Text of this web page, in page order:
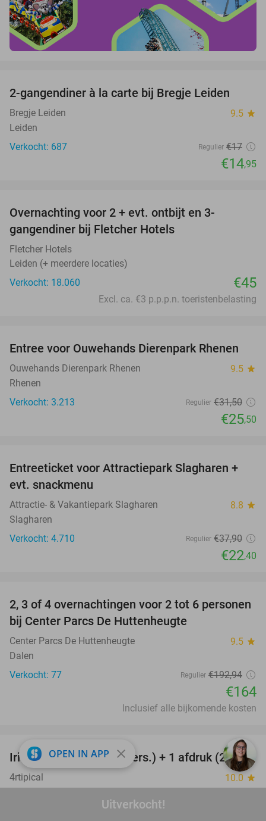
Uitverkocht!
2-gangendiner à la carte bij Bregje Leiden
Bregje Leiden 9.5 star
Leiden
Verkocht: 687
Regulier €17
€14,95
Overnachting voor 2 + evt. ontbijt en 3-
gangendiner bij Fletcher Hotels
Fletcher Hotels
Leiden (+ meerdere locaties)
Verkocht: 18.060
€45
Excl. ca. €3 p.p.p.n. toeristenbelasting
19%
Entree voor Ouwehands Dierenpark Rhenen
Ouwehands Dierenpark Rhenen 9.5 star
Rhenen
Verkocht: 3.213
Regulier €31,50
€25,50
41%
Entreeticket voor Attractiepark Slagharen +
evt. snackmenu
Attractie- & Vakantiepark Slagharen 8.8 star
Slagharen
Verkocht: 4.710
Regulier €37,90
€22,40
15%
2, 3 of 4 overnachtingen voor 2 tot 6 personen
bij Center Parcs De Huttenheugte
Center Parcs De Huttenheugte 9.5 star
Dalen
Verkocht: 77
Regulier €192,94
€164
Inclusief alle bijkomende kosten
47%
Iris-fotoshoot (1 tot 5 pers.) + 1 afdruk (20x20)
4rtipical 10.0 star
OPEN IN APP close